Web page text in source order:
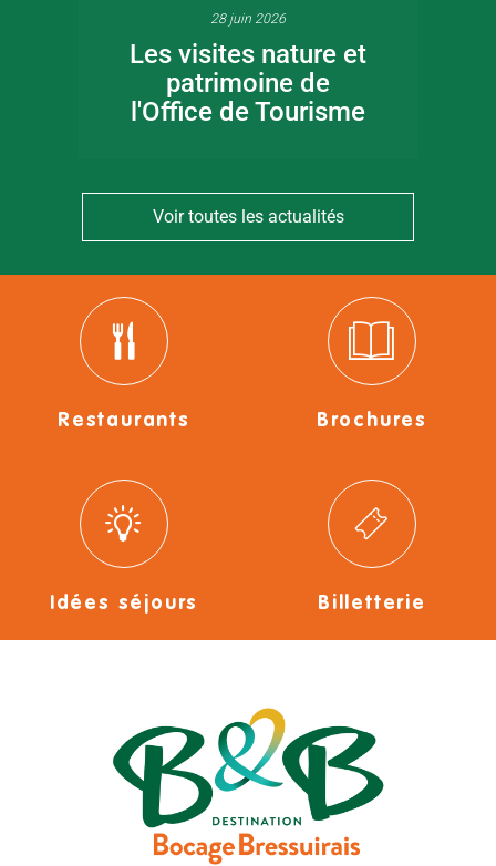
28 juin 2026
Les visites nature et
patrimoine de
l'Office de Tourisme
Voir toutes les actualités
Restaurants Brochures
Idées séjours Billetterie